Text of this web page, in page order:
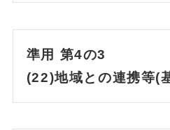
準用 第4の3
(22)地域との連携等(